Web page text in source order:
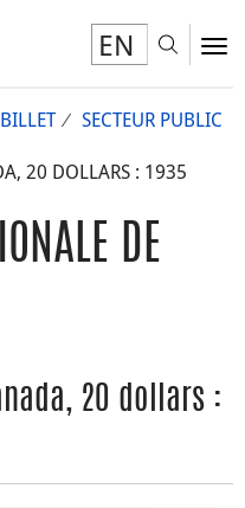
EN
BILLET
SECTEUR PUBLIC
20 DOLLARS : 1935
DE
20 dollars :